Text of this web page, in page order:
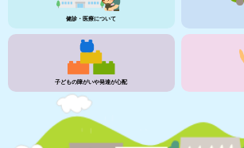
健診・医療について
子どもの障がいや発達が心配